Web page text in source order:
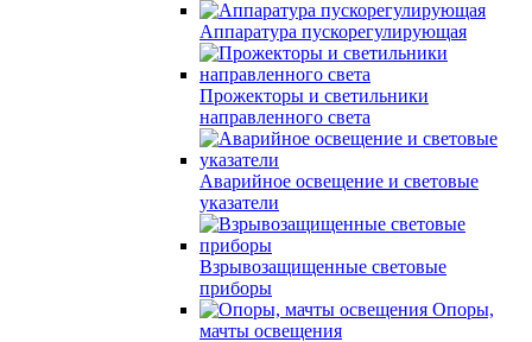
Аппаратура пускорегулирующая
Прожекторы и светильники
направленного света
Аварийное освещение и световые
указатели
Взрывозащищенные световые
приборы
Опоры,
мачты освещения